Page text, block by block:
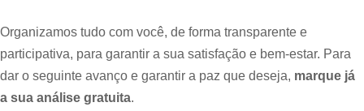
Organizamos tudo com você, de forma transparente e
participativa, para garantir a sua satisfação e bem-estar. Para
dar o seguinte avanço e garantir a paz que deseja, marque já
a sua análise gratuita.